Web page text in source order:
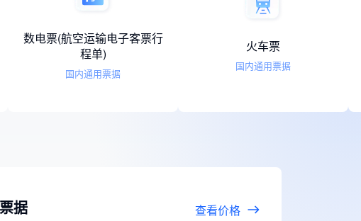
票)
数电票(航空运输电子客票行
国内通用票据
国内通用票据
据 查看价格